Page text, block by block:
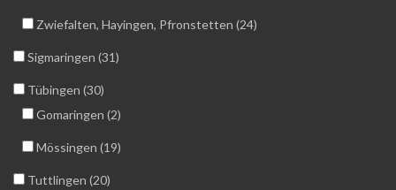
Zwiefalten, Hayingen, Pfronstetten (24)
Sigmaringen (31)
Tübingen (30)
Gomaringen (2)
Mössingen (19)
Tuttlingen (20)